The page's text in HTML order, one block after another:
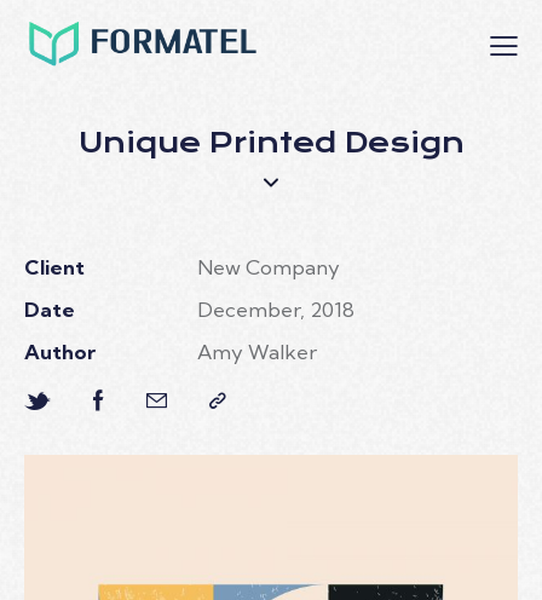
Unique Printed Design
Client
New Company
Date
December, 2018
Author
Amy Walker